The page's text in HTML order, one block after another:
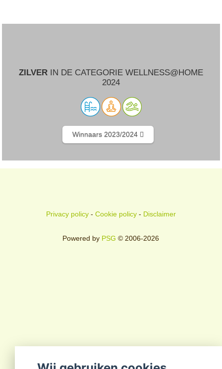
ZILVERIN DE CATEGORIE WELLNESS@HOME
2024
Winnaars 2023/2024
Privacy policy- Cookie policy- Disclaimer
Powered by PSG © 2006-2026